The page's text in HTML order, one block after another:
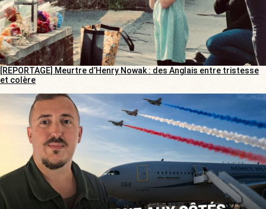
[REPORTAGE] Meurtre d’Henry Nowak : des Anglais entre tristesse
et colère